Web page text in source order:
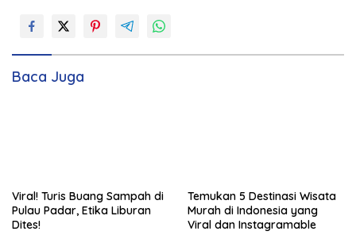
Baca Juga
Viral! Turis Buang Sampah di
Pulau Padar, Etika Liburan
Dites!
Temukan 5 Destinasi Wisata
Murah di Indonesia yang
Viral dan Instagramable